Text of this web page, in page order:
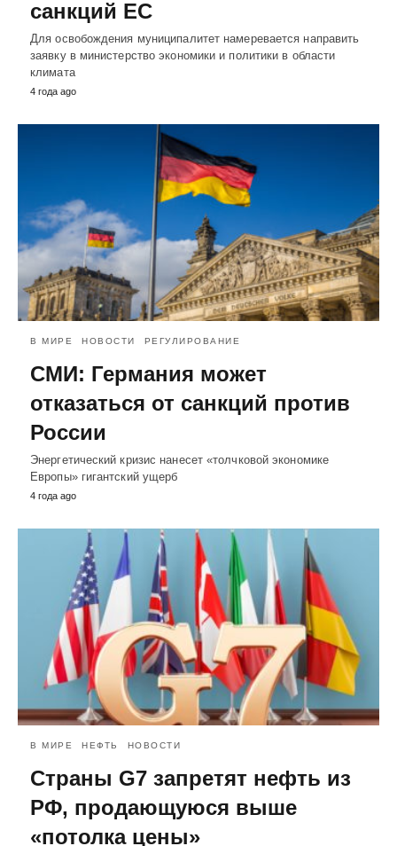
санкций ЕС
Для освобождения муниципалитет намеревается направить
заявку в министерство экономики и политики в области
климата
4 года ago
В МИРЕ НОВОСТИ РЕГУЛИРОВАНИЕ
СМИ: Германия может
отказаться от санкций против
России
Энергетический кризис нанесет «толчковой экономике
Европы» гигантский ущерб
4 года ago
В МИРЕ НЕФТЬ НОВОСТИ
Страны G7 запретят нефть из
РФ, продающуюся выше
«потолка цены»